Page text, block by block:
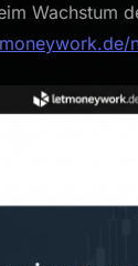
Wachstum